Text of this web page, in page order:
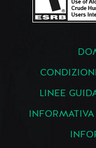
LINEE
INFORMATIVA